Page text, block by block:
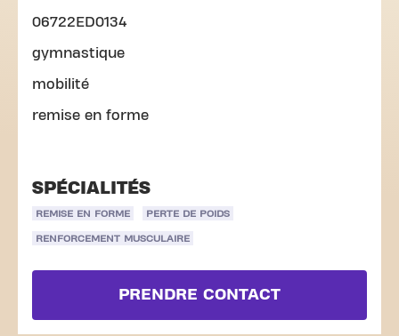
06722ED0134
gymnastique
mobilité
remise en forme
SPÉCIALITÉS
REMISE EN FORME PERTE DE POIDS
RENFORCEMENT MUSCULAIRE
PRENDRE CONTACT